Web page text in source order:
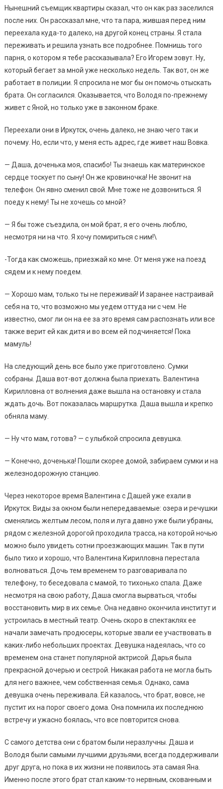
Нынешний съемщик квартиры сказал, что он как раз заселился
после них. Он рассказал мне, что та пара, жившая перед ним
переехала куда-то далеко, на другой конец страны. Я стала
переживать и решила узнать все подробнее. Помнишь того
парня, о котором я тебе рассказывала? Его Игорем зовут. Ну,
который бегает за мной уже несколько недель. Так вот, он же
работает в полиции. Я спросила не мог бы он помочь отыскать
брата. Он согласился. Оказывается, что Володя по-прежнему
живет с Яной, но только уже в законном браке.
Переехали они в Иркутск, очень далеко, не знаю чего так и
почему. Но, если что, у меня есть адрес, где живет наш Вовка.
— Даша, доченька моя, спасибо! Ты знаешь как материнское
сердце тоскует по сыну! Он же кровиночка! Не звонит на
телефон. Он явно сменил свой. Мне тоже не дозвониться. Я
поеду к нему! Ты не хочешь со мной?
— Я бы тоже съездила, он мой брат, я его очень люблю,
несмотря ни на что. Я хочу помириться с ним!\
-Тогда как сможешь, приезжай ко мне. От меня уже на поезд
сядем и к нему поедем.
— Хорошо мам, только ты не переживай! И заранее настраивай
себя на то, что возможно мы уедем оттуда ни с чем. Не
известно, смог ли он на ее за это время сам распознать или все
также верит ей как дитя и во всем ей подчиняется! Пока
мамуль!
На следующий день все было уже приготовлено. Сумки
собраны. Даша вот-вот должна была приехать. Валентина
Кирилловна от волнения даже вышла на остановку и стала
ждать дочь. Вот показалась маршрутка. Даша вышла и крепко
обняла маму.
— Ну что мам, готова? — с улыбкой спросила девушка.
— Конечно, доченька! Пошли скорее домой, забираем сумки и на
железнодорожную станцию.
Через некоторое время Валентина с Дашей уже ехали в
Иркутск. Виды за окном были непередаваемые: озера и речушки
сменялись желтым лесом, поля и луга давно уже были убраны,
рядом с железной дорогой проходила трасса, на которой ночью
можно было увидеть сотни проезжающих машин. Так в пути
было тихо и хорошо, что Валентина Кирилловна перестала
волноваться. Дочь тем временем то разговаривала по
телефону, то беседовала с мамой, то тихонько спала. Даже
несмотря на свою работу, Даша смогла вырваться, чтобы
восстановить мир в их семье. Она недавно окончила институт и
устроилась в местный театр. Очень скоро в спектаклях ее
начали замечать продюсеры, которые звали ее участвовать в
каких-либо небольших проектах. Девушка надеялась, что со
временем она станет популярной актрисой. Дарья была
прекрасной дочерью и сестрой. Никакая работа не могла быть
для него важнее, чем собственная семья. Однако, сама
девушка очень переживала. Ей казалось, что брат, вовсе, не
пустит их на порог своего дома. Она помнила их последнюю
встречу и ужасно боялась, что все повторится снова.
С самого детства они с братом были неразлучны. Даша и
Володя были самыми лучшими друзьями, всегда поддерживали
друг друга, но пока в их жизни не появилось эта самая Яна.
Именно после этого брат стал каким-то нервным, скованным и